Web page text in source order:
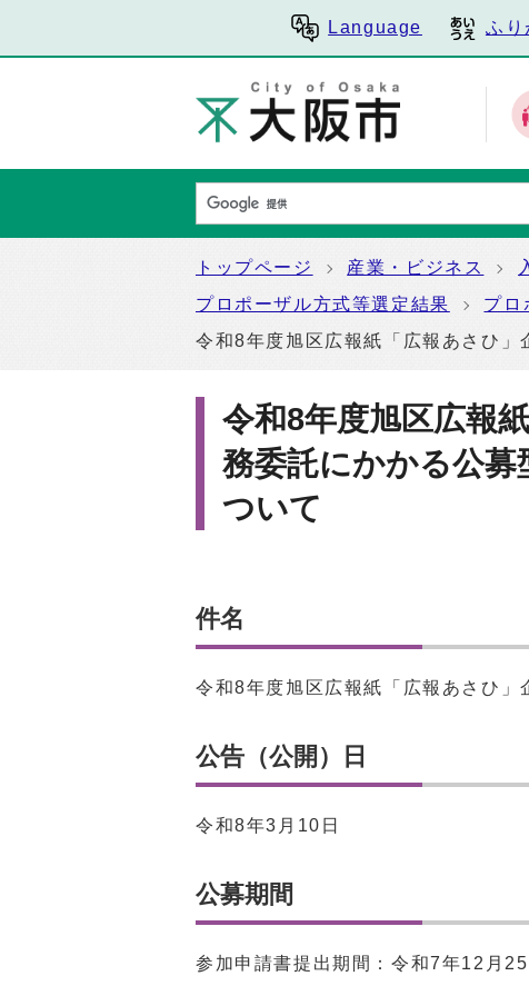
Language ふり
トップページ 産業・ビジネス
プロポーザル方式等選定結果
プロ
令和8年度旭区広報紙「広報あさひ
令和8年度旭区広報
務委託にかかる公
ついて
件名
令和8年度旭区広報紙「広報あさひ」
公告（公開）日
令和8年3月10日
公募期間
参加申請書提出期間：令和7年12月